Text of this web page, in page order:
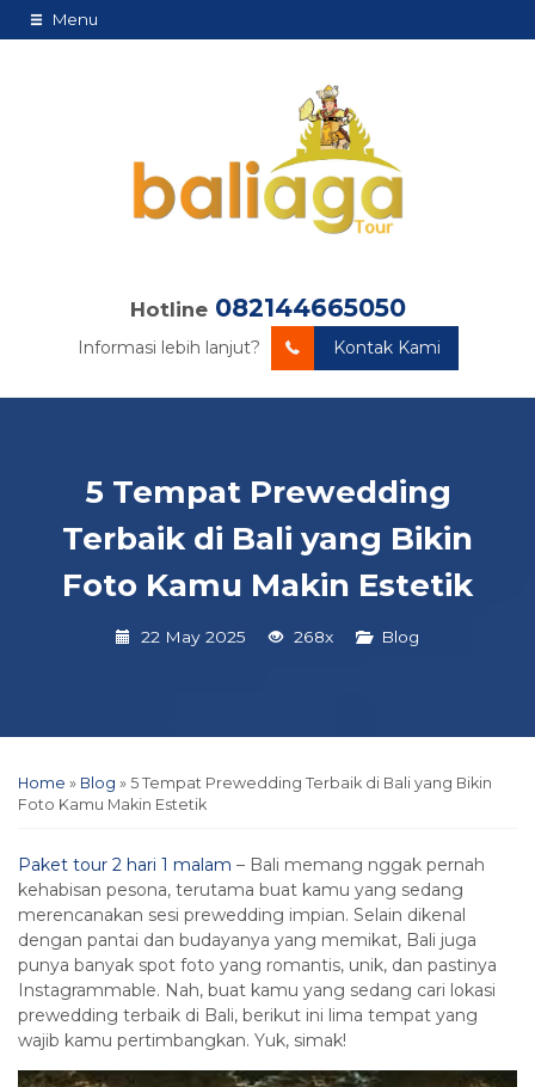
Menu
Hotline 082144665050
Informasi lebih lanjut? Kontak Kami
5 Tempat Prewedding
Terbaik di Bali yang Bikin
Foto Kamu Makin Estetik
22 May 2025 268x Blog
Home » Blog » 5 Tempat Prewedding Terbaik di Bali yang Bikin
Foto Kamu Makin Estetik
Paket tour 2 hari 1 malam – Bali memang nggak pernah
kehabisan pesona, terutama buat kamu yang sedang
merencanakan sesi prewedding impian. Selain dikenal
dengan pantai dan budayanya yang memikat, Bali juga
punya banyak spot foto yang romantis, unik, dan pastinya
Instagrammable. Nah, buat kamu yang sedang cari lokasi
prewedding terbaik di Bali, berikut ini lima tempat yang
wajib kamu pertimbangkan. Yuk, simak!